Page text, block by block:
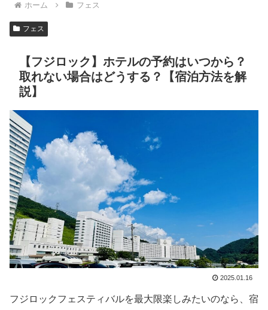
ホーム フェス
フェス
【フジロック】ホテルの予約はいつから？
取れない場合はどうする？【宿泊方法を解
説】
2025.01.16
フジロックフェスティバルを最大限楽しみたいのなら、宿